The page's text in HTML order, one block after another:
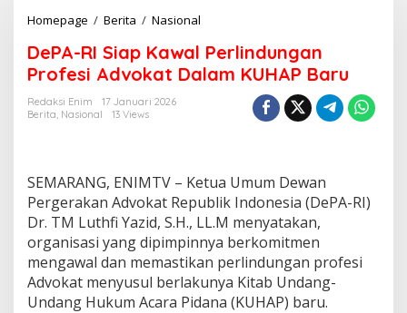
Homepage / Berita / Nasional
P
A
-
p
K
a
w
a
l
P
e
DePA-RI Siap Kawal Perlindungan
Profesi Advokat Dalam KUHAP Baru
Redaksi Enim
17 Januari 2026
Berita, Nasional 13 Views
SEMARANG, ENIMTV – Ketua Umum Dewan
Pergerakan Advokat Republik Indonesia (DePA-RI)
Dr. TM Luthfi Yazid, S.H., LL.M menyatakan,
organisasi yang dipimpinnya berkomitmen
mengawal dan memastikan perlindungan profesi
Advokat menyusul berlakunya Kitab Undang-
Undang Hukum Acara Pidana (KUHAP) baru.